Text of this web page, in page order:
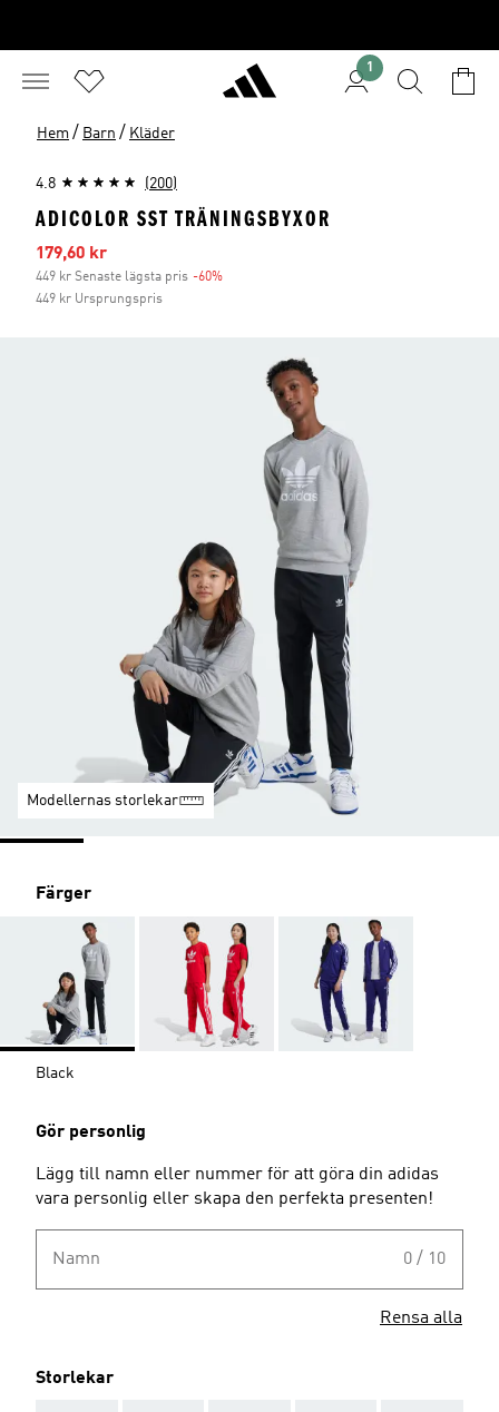
1
Hem / Barn / Kläder
4.8 (200)
ADICOLOR SST TRÄNINGSBYXOR
Reapris
179,60 kr
449 kr Senaste lägsta pris -60%
449 kr Ursprungspris
Modellernas storlekar
Färger
Black
Gör personlig
Lägg till namn eller nummer för att göra din adidas
vara personlig eller skapa den perfekta presenten!
Namn 0 / 10
Rensa alla
Storlekar